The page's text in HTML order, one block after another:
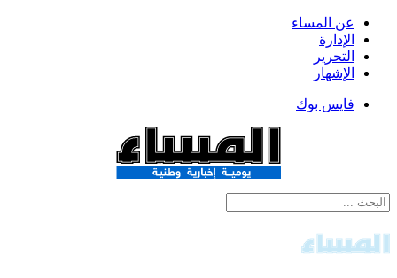
عن المساء
الإدارة
التحرير
الإشهار
فايس بوك